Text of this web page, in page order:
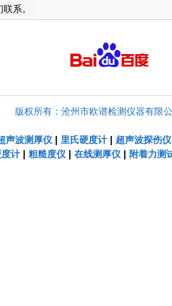
系。
版权所有：沧州市欧谱检测仪器有限
声波测厚仪 里氏硬度计| 超声波探伤仪
计| 粗糙度仪| 在线测厚仪| 附着力测